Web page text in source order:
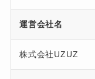
運営会社名
株式会社UZUZ